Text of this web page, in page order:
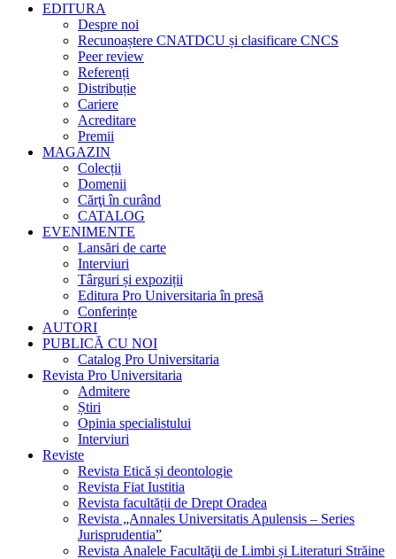
EDITURA
Despre noi
Recunoaștere CNATDCU și clasificare CNCS
Peer review
Referenți
Distribuție
Cariere
Acreditare
Premii
MAGAZIN
Colecții
Domenii
Cărţi în curând
CATALOG
EVENIMENTE
Lansări de carte
Interviuri
Târguri și expoziții
Editura Pro Universitaria în presă
Conferințe
AUTORI
PUBLICĂ CU NOI
Catalog Pro Universitaria
Revista Pro Universitaria
Admitere
Știri
Opinia specialistului
Interviuri
Reviste
Revista Etică și deontologie
Revista Fiat Iustitia
Revista facultății de Drept Oradea
Revista „Annales Universitatis Apulensis – Series
Jurisprudentia”
Revista Analele Facultăţii de Limbi și Literaturi Străine